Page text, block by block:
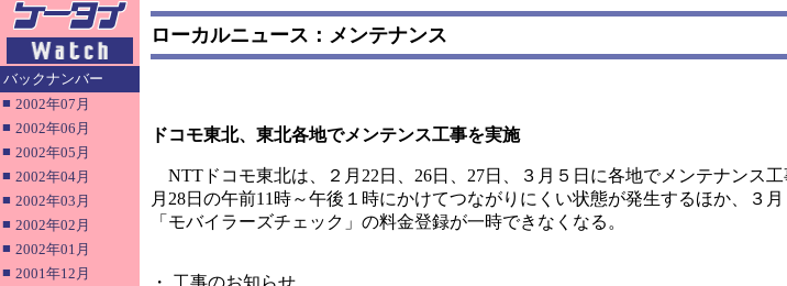
バックナンバー
■ 2002年07月
■ 2002年06月
■ 2002年05月
■ 2002年04月
■ 2002年03月
■ 2002年02月
■ 2002年01月
■ 2001年12月
ローカルニュース：メンテナンス
ドコモ東北、東北各地でメンテンス工事を実施
NTTドコモ東北は、２月22日、26日、27日、３月５日に各地でメンテナンス工
月28日の午前11時～午後１時にかけてつながりにくい状態が発生するほか、３
「モバイラーズチェック」の料金登録が一時できなくなる。
・ 工事のお知らせ